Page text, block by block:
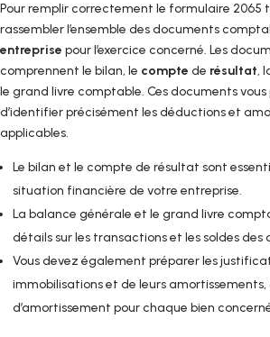
Pour remplir correctement le formulaire 2065
rassembler l’ensemble des documents
entreprise pour l’exercice concerné. Les
comprennent le bilan, le compte de résultat,
le grand livre comptable. Ces documents
d’identifier précisément les déductions et
applicables.
Le bilan et le compte de résultat sont
situation financière de votre entreprise.
La balance générale et le grand livre
détails sur les transactions et les soldes des
Vous devez également préparer les
immobilisations et de leurs
d’amortissement pour chaque bien